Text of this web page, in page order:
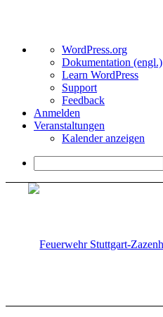
Über
WordPress
WordPress.org
Dokumentation (engl.)
Learn WordPress
Support
Feedback
Anmelden
Veranstaltungen
Kalender anzeigen